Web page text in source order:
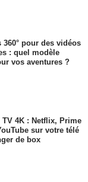
360° pour des vidéos
: quel modèle
vos aventures ?
4K : Netflix, Prime
sur votre télé
de box